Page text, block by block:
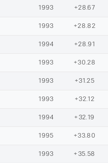
1993 +28.67
1993 +28.82
1994 +28.91
1993 +30.28
1993 +31.25
1993 +32.12
1994 +32.19
1995 +33.80
1993 +35.58